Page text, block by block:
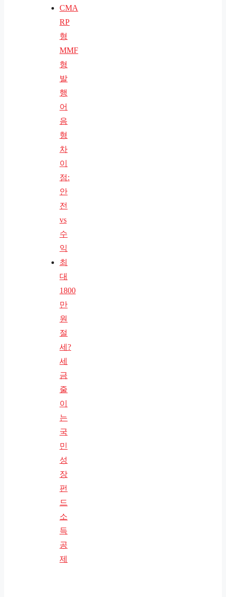
CMA
RP
형
MMF
형
발
행
어
음
형
차
이
점:
안
전
vs
수
익
최
대
1800
만
원
절
세?
세
금
줄
이
는
국
민
성
장
펀
드
소
득
공
제